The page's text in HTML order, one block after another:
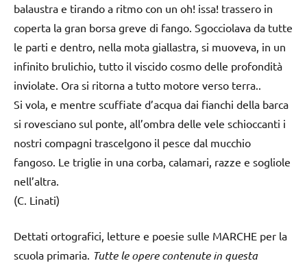
balaustra e tirando a ritmo con un oh! issa! trassero in
coperta la gran borsa greve di fango. Sgocciolava da tutte
le parti e dentro, nella mota giallastra, si muoveva, in un
infinito brulichio, tutto il viscido cosmo delle profondità
inviolate. Ora si ritorna a tutto motore verso terra..
Si vola, e mentre scuffiate d’acqua dai fianchi della barca
si rovesciano sul ponte, all’ombra delle vele schioccanti i
nostri compagni trascelgono il pesce dal mucchio
fangoso. Le triglie in una corba, calamari, razze e sogliole
nell’altra.
(C. Linati)
Dettati ortografici, letture e poesie sulle MARCHE per la
scuola primaria. Tutte le opere contenute in questa